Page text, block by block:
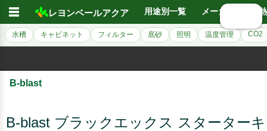
☰ レヨンベールアクア 用途別一覧 メーカー別
水槽 キャビネット フィルター 底砂 照明 温度管理 CO2
B-blast
B-blast ブラックエックス スターターキ